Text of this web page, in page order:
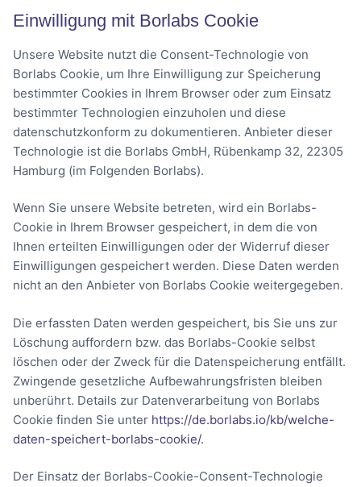
Einwilligung mit Borlabs Cookie
Unsere Website nutzt die Consent-Technologie von
Borlabs Cookie, um Ihre Einwilligung zur Speicherung
bestimmter Cookies in Ihrem Browser oder zum Einsatz
bestimmter Technologien einzuholen und diese
datenschutzkonform zu dokumentieren. Anbieter dieser
Technologie ist die Borlabs GmbH, Rübenkamp 32, 22305
Hamburg (im Folgenden Borlabs).
Wenn Sie unsere Website betreten, wird ein Borlabs-
Cookie in Ihrem Browser gespeichert, in dem die von
Ihnen erteilten Einwilligungen oder der Widerruf dieser
Einwilligungen gespeichert werden. Diese Daten werden
nicht an den Anbieter von Borlabs Cookie weitergegeben.
Die erfassten Daten werden gespeichert, bis Sie uns zur
Löschung auffordern bzw. das Borlabs-Cookie selbst
löschen oder der Zweck für die Datenspeicherung entfällt.
Zwingende gesetzliche Aufbewahrungsfristen bleiben
unberührt. Details zur Datenverarbeitung von Borlabs
Cookie finden Sie unter https://de.borlabs.io/kb/welche-
daten-speichert-borlabs-cookie/.
Der Einsatz der Borlabs-Cookie-Consent-Technologie